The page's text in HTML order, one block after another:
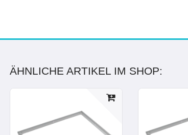
ÄHNLICHE ARTIKEL IM SHOP: